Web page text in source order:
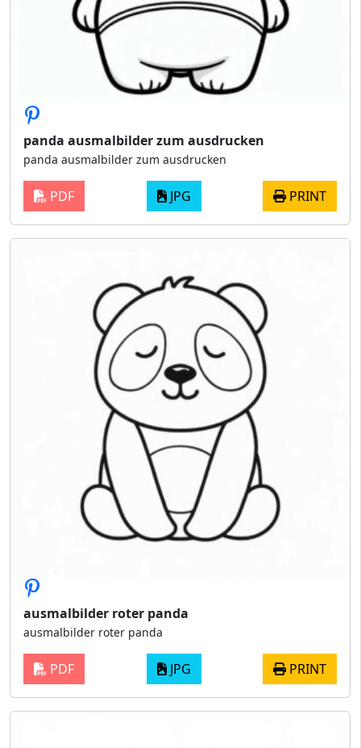
panda ausmalbilder zum ausdrucken
panda ausmalbilder zum ausdrucken
PDF JPG PRINT
ausmalbilder roter panda
ausmalbilder roter panda
PDF JPG PRINT